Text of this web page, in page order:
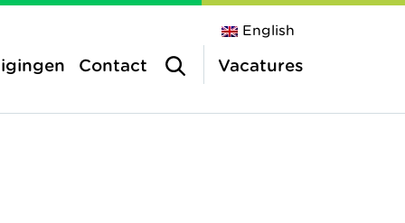
English
Contact Vacatures